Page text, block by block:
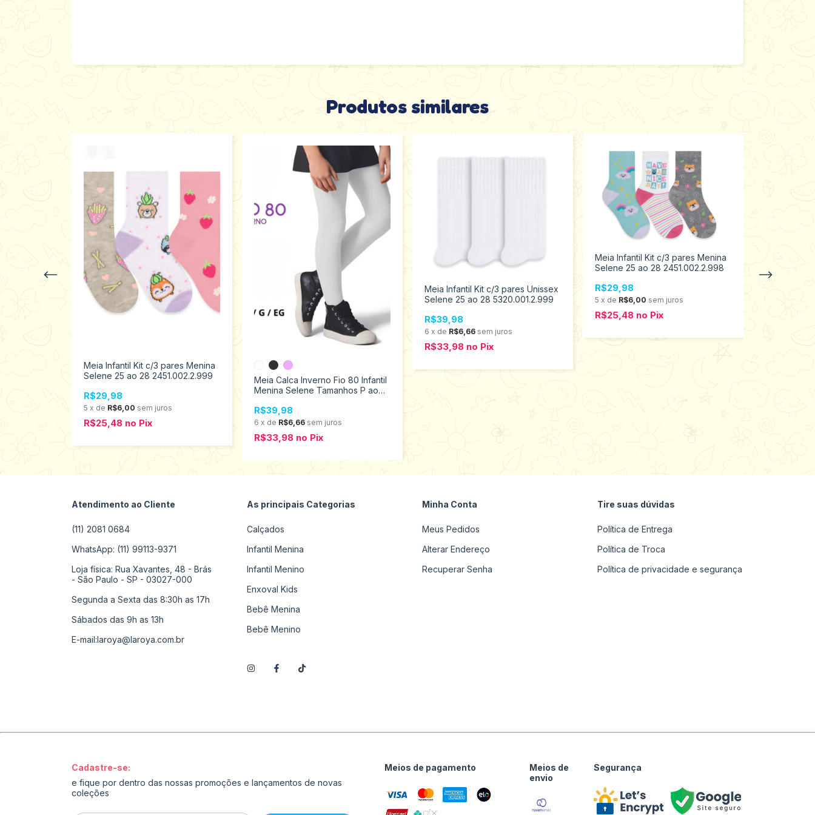
Produtos similares
unissex
Meia Infantil Kit c/3 pares Menina
Selene 25 ao 28 2451.002.2.999
R$29,98
5 x de R$6,00 sem juros
R$25,48 no Pix
Meia Calca Inverno Fio 80 Infantil
Menina Selene Tamanhos P ao
R$39,98
6 x de R$6,66 sem juros
R$33,98 no Pix
Meia Infantil Kit c/3 pares Unissex
Selene 25 ao 28 5320.001.2.999
R$39,98
6 x de R$6,66 sem juros
R$33,98 no Pix
Meia Infantil Kit c/3 pares Menina
Selene 25 ao 28 2451.002.2.998
R$29,98
5 x de R$6,00 sem juros
R$25,48 no Pix
Atendimento ao Cliente
(11) 2081 0684
WhatsApp: (11) 99113-9371
Loja física: Rua Xavantes, 48 - Brás
- São Paulo - SP - 03027-000
Segunda a Sexta das 8:30h as 17h
Sábados das 9h as 13h
E-mail:laroya@laroya.com.br
As principais Categorias
Calçados
Infantil Menina
Infantil Menino
Enxoval Kids
Bebê Menina
Bebê Menino
Minha Conta
Meus Pedidos
Alterar Endereço
Recuperar Senha
Tire suas dúvidas
Política de Entrega
Política de Troca
Política de privacidade e segurança
Cadastre-se:
e fique por dentro das nossas promoções e lançamentos de novas
coleções
Meios de pagamento
Meios de
envio
Segurança